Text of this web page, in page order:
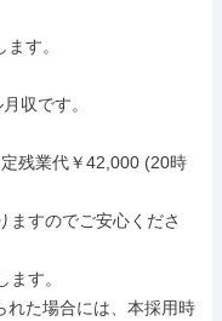
す。
収です。
残業代￥42,000 (20時
すのでご安心くださ
す。
た場合には、本採用時